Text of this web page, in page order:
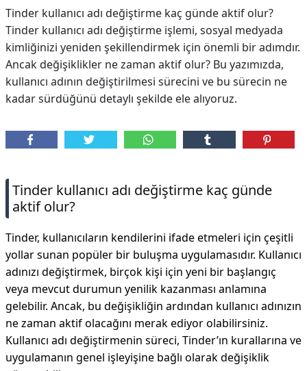
Tinder kullanıcı adı değiştirme kaç günde aktif olur?
Tinder kullanıcı adı değiştirme işlemi, sosyal medyada
kimliğinizi yeniden şekillendirmek için önemli bir adımdır.
Ancak değişiklikler ne zaman aktif olur? Bu yazımızda,
kullanıcı adının değiştirilmesi sürecini ve bu sürecin ne
kadar sürdüğünü detaylı şekilde ele alıyoruz.
Tinder kullanıcı adı değiştirme kaç günde
aktif olur?
Tinder, kullanıcıların kendilerini ifade etmeleri için çeşitli
yollar sunan popüler bir buluşma uygulamasıdır. Kullanıcı
adınızı değiştirmek, birçok kişi için yeni bir başlangıç
veya mevcut durumun yenilik kazanması anlamına
gelebilir. Ancak, bu değişikliğin ardından kullanıcı adınızın
ne zaman aktif olacağını merak ediyor olabilirsiniz.
Kullanıcı adı değiştirmenin süreci, Tinder’ın kurallarına ve
uygulamanın genel işleyişine bağlı olarak değişiklik